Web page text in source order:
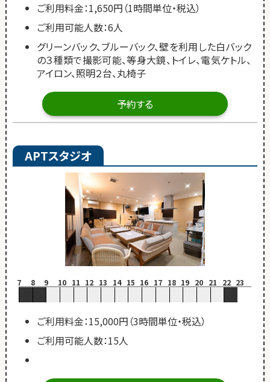
ご利用料金：1,650円（1時間単位・税込）
ご利用可能人数：6人
グリーンバック、ブルーバック、壁を利用した白バック
の３種類で撮影可能、等身大鏡、トイレ、電気ケトル、
アイロン、照明２台、丸椅子
予約する
APTスタジオ
7 8 9 10 11 12 13 14 15 16 17 18 19 20 21 22 23
ご利用料金：15,000円（3時間単位・税込）
ご利用可能人数：15人